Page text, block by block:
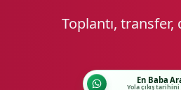
Toplantı,
En Baba
Yola çıkış